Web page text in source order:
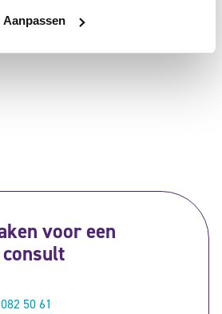
Aanpassenis essentieel om de
voor een
50 61